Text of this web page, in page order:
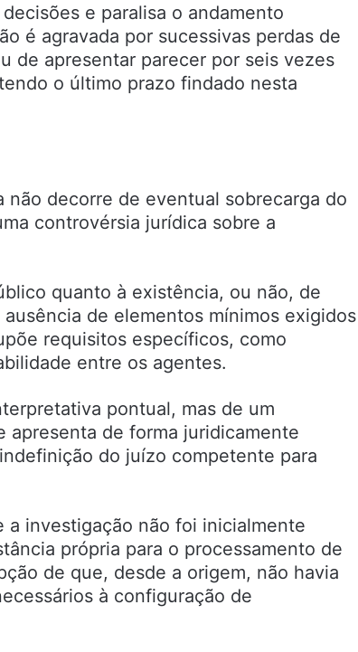
e paralisa o andamento
é agravada por sucessivas perdas de
de apresentar parecer por seis vezes
o último prazo findado nesta
decorre de eventual sobrecarga do
controvérsia jurídica sobre a
quanto à existência, ou não, de
de elementos mínimos exigidos
requisitos específicos, como
entre os agentes.
pontual, mas de um
apresenta de forma juridicamente
do juízo competente para
investigação não foi inicialmente
própria para o processamento de
de que, desde a origem, não havia
à configuração de